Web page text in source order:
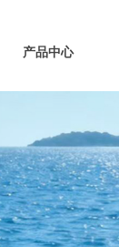
产品中心